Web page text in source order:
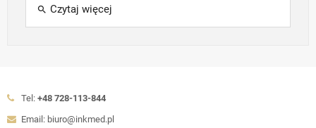
search Czytaj więcej
Tel: +48 728-113-844
Email: biuro@inkmed.pl